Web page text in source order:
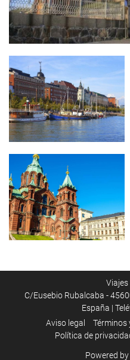
Viajes
C/Eusebio Rubalcaba -
España |
Aviso legal
Términos
Polí­tica de
Powered by